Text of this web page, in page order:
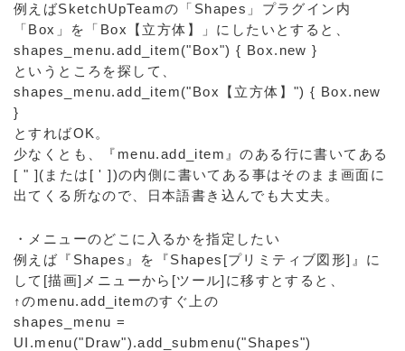
例えばSketchUpTeamの「Shapes」プラグイン内
「Box」を「Box【立方体】」にしたいとすると、
shapes_menu.add_item("Box") { Box.new }
というところを探して、
shapes_menu.add_item("Box【立方体】") { Box.new
}
とすればOK。
少なくとも、『menu.add_item』のある行に書いてある
[ " ](または[ ' ])の内側に書いてある事はそのまま画面に
出てくる所なので、日本語書き込んでも大丈夫。
・メニューのどこに入るかを指定したい
例えば『Shapes』を『Shapes[プリミティブ図形]』に
して[描画]メニューから[ツール]に移すとすると、
↑のmenu.add_itemのすぐ上の
shapes_menu =
UI.menu("Draw").add_submenu("Shapes")